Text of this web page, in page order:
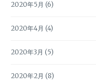
2020年5月 (6)
2020年4月 (4)
2020年3月 (5)
2020年2月 (8)